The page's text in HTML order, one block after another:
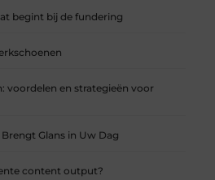
begint bij de fundering
voordelen en strategieën voor
Glans in Uw Dag
content output?